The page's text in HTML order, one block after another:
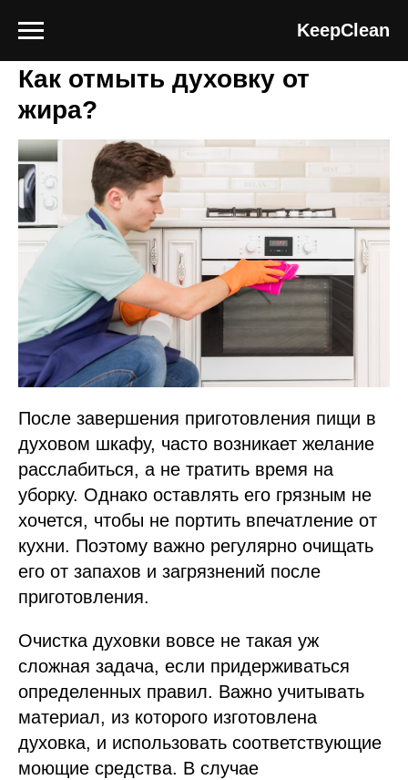
Блог клининговой компании Keep Clean
Как отмыть духовку от
жира?
После завершения приготовления пищи в
духовом шкафу, часто возникает желание
расслабиться, а не тратить время на
уборку. Однако оставлять его грязным не
хочется, чтобы не портить впечатление от
кухни. Поэтому важно регулярно очищать
его от запахов и загрязнений после
приготовления.
Очистка духовки вовсе не такая уж
сложная задача, если придерживаться
определенных правил. Важно учитывать
материал, из которого изготовлена
духовка, и использовать соответствующие
моющие средства. В случае
KeepClean